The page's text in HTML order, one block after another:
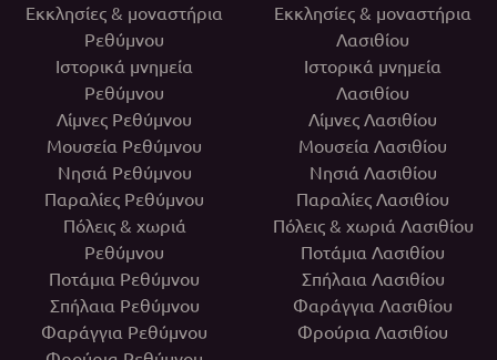
Εκκλησίες & μοναστήρια
Ρεθύμνου
Ιστορικά μνημεία
Ρεθύμνου
Λίμνες Ρεθύμνου
Μουσεία Ρεθύμνου
Νησιά Ρεθύμνου
Παραλίες Ρεθύμνου
Πόλεις & χωριά
Ρεθύμνου
Ποτάμια Ρεθύμνου
Σπήλαια Ρεθύμνου
Φαράγγια Ρεθύμνου
Εκκλησίες & μοναστήρια
Λασιθίου
Ιστορικά μνημεία
Λασιθίου
Λίμνες Λασιθίου
Μουσεία Λασιθίου
Νησιά Λασιθίου
Παραλίες Λασιθίου
Πόλεις & χωριά Λασιθίου
Ποτάμια Λασιθίου
Σπήλαια Λασιθίου
Φαράγγια Λασιθίου
Φρούρια Λασιθίου